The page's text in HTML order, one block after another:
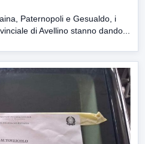
Paternopoli e Gesualdo, i
di Avellino stanno dando...